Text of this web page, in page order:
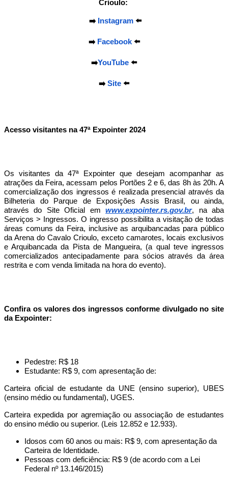
Crioulo:
➡️Instagram ⬅️
➡️Facebook⬅️
➡️YouTube ⬅️
➡️Site ⬅️
Acesso visitantes na 47ª Expointer 2024
Os visitantes da 47ª Expointer que desejam acompanhar as
atrações da Feira, acessam pelos Portões 2 e 6, das 8h às 20h. A
comercialização dos ingressos é realizada presencial através da
Bilheteria do Parque de Exposições Assis Brasil, ou ainda,
através do Site Oficial emwww.expointer.rs.gov.br, na aba
Serviços > Ingressos. O ingresso possibilita a visitação de todas
áreas comuns da Feira, inclusive as arquibancadas para público
da Arena do Cavalo Crioulo, exceto camarotes, locais exclusivos
e Arquibancada da Pista de Mangueira, (a qual teve ingressos
comercializados antecipadamente para sócios através da área
restrita e com venda limitada na hora do evento).
Confira os valores dos ingressos conforme divulgado no site
da Expointer:
Pedestre: R$ 18
Estudante: R$ 9, com apresentação de:
Carteira oficial de estudante da UNE (ensino superior), UBES
(ensino médio ou fundamental), UGES.
Carteira expedida por agremiação ou associação de estudantes
do ensino médio ou superior. (Leis 12.852 e 12.933).
Idosos com 60 anos ou mais: R$ 9, com apresentação da
Carteira de Identidade.
Pessoas com deficiência: R$ 9 (de acordo com a Lei
Federal nº 13.146/2015)